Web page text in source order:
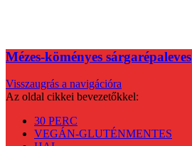
Mézes-köményes sárgarépaleves
Visszaugrás a navigációra
Az oldal cikkei bevezetőkkel:
30 PERC
VEGÁN-GLUTÉNMENTES